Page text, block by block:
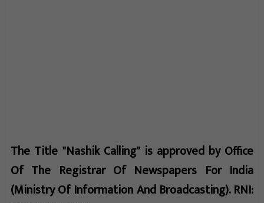
The Title "Nashik Calling" is approved by Office
Of The Registrar Of Newspapers For India
(Ministry Of Information And Broadcasting). RNI: